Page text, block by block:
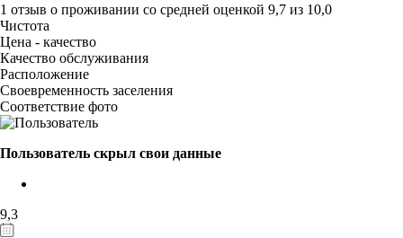
1 отзыв о проживании со средней оценкой 9,7 из 10,0
Чистота
Цена - качество
Качество обслуживания
Расположение
Своевременность заселения
Соответствие фото
Пользователь скрыл свои данные
9,3